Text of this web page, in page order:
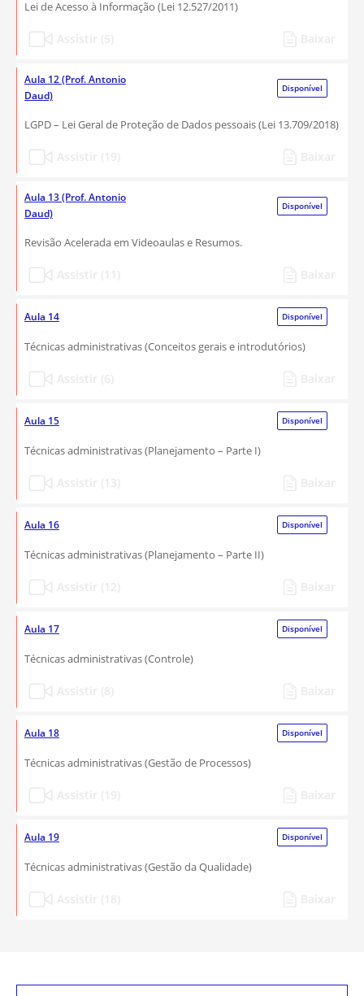
Lei de Acesso à Informação (Lei 12.527/2011)
Aula 12 (Prof. Antonio
Daud)
Disponível
LGPD – Lei Geral de Proteção de Dados pessoais (Lei 13.709/2018)
Aula 13 (Prof. Antonio
Daud)
Disponível
Revisão Acelerada em Videoaulas e Resumos.
Aula 14 Disponível
Técnicas administrativas (Conceitos gerais e introdutórios)
Aula 15 Disponível
Técnicas administrativas (Planejamento – Parte I)
Aula 16 Disponível
Técnicas administrativas (Planejamento – Parte II)
Aula 17 Disponível
Técnicas administrativas (Controle)
Aula 18 Disponível
Técnicas administrativas (Gestão de Processos)
Aula 19 Disponível
Técnicas administrativas (Gestão da Qualidade)